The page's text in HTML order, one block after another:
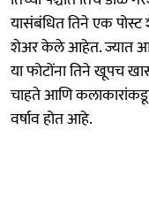
यासंबंधित तिने एक पोस्ट
शेअर केले आहेत. ज्यात
या फोटोंना तिने खूपच
चाहते आणि
वर्षाव होत आहे.